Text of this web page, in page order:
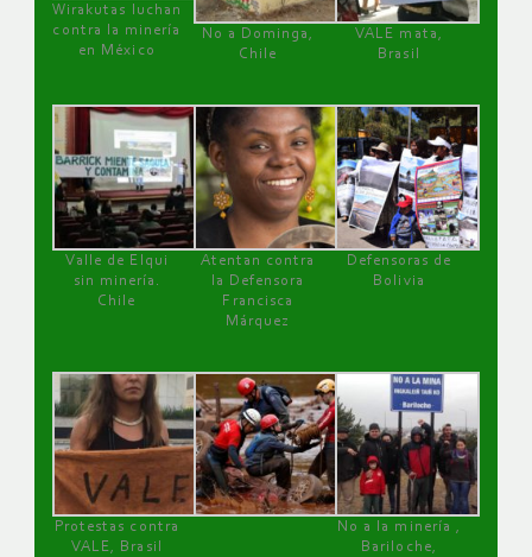
Wirakutas luchan
contra la minería
en México
No a Dominga,
Chile
VALE mata,
Brasil
Valle de Elqui
sin minería.
Chile
Atentan contra
la Defensora
Francisca
Márquez
Defensoras de
Bolivia
Protestas contra
VALE, Brasil
No a la minería ,
Bariloche,